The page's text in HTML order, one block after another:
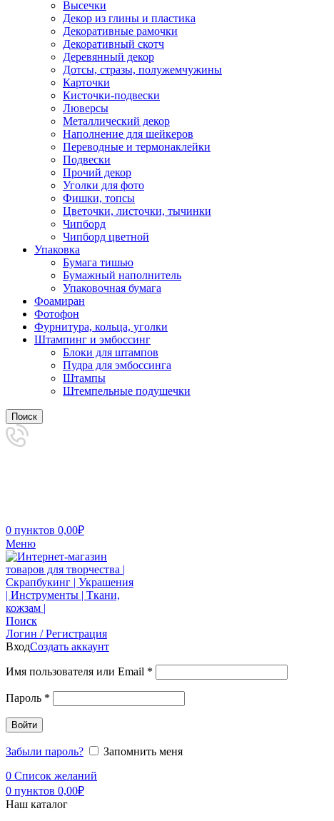
Высечки
Декор из глины и пластика
Декоративные рамочки
Декоративный скотч
Деревянный декор
Дотсы, стразы, полужемчужины
Карточки
Кисточки-подвески
Люверсы
Металлический декор
Наполнение для шейкеров
Переводные и термонаклейки
Подвески
Прочий декор
Уголки для фото
Фишки, топсы
Цветочки, листочки, тычинки
Чипборд
Чипборд цветной
Упаковка
Бумага тишью
Бумажный наполнитель
Упаковочная бумага
Фоамиран
Фотофон
Фурнитура, кольца, уголки
Штампинг и эмбоссинг
Блоки для штампов
Пудра для эмбоссинга
Штампы
Штемпельные подушечки
Поиск
0 пунктов 0,00₽
Меню
Поиск
Логин / Регистрация
ВходСоздать аккаунт
Имя пользователя или Email *
Пароль *
Войти
Забыли пароль?
Запомнить меня
0 Список желаний
0 пунктов 0,00₽
Наш каталог